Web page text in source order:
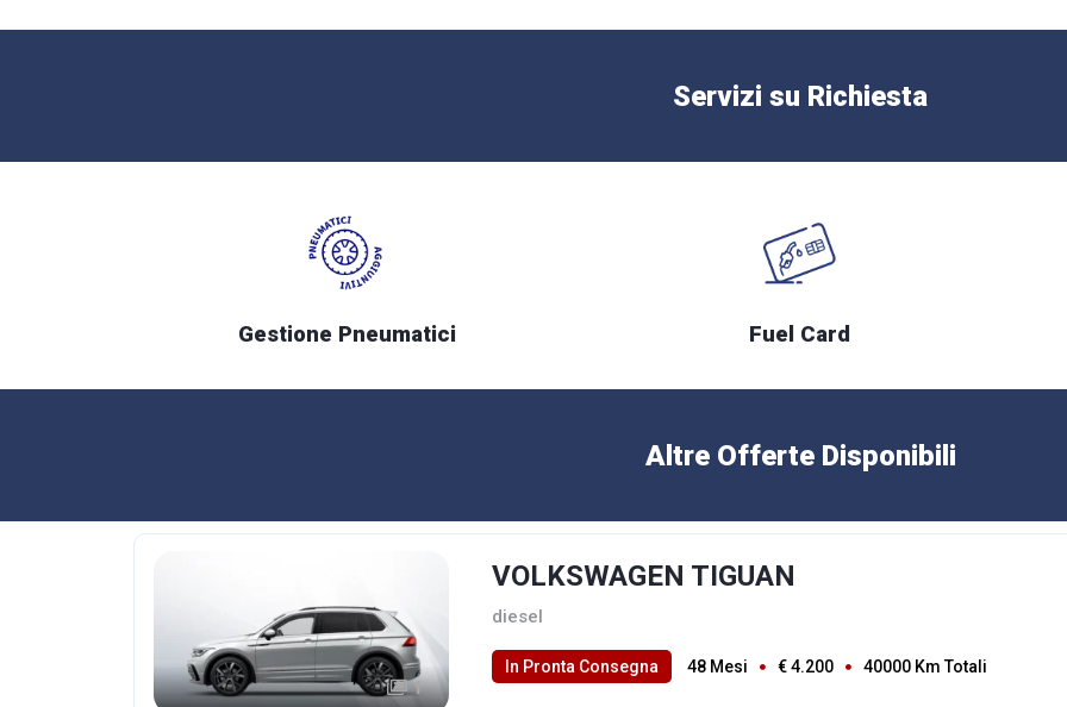
Servizi su Richiesta
Gestione Pneumatici Fuel Card
Altre Offerte Disponibili
1
VOLKSWAGEN TIGUAN
diesel
In Pronta Consegna 48 Mesi € 4.200 40000 Km Totali